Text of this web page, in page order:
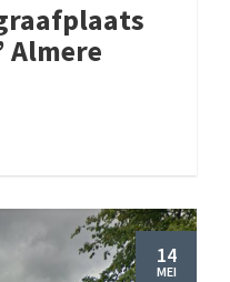
Almere
14
MEI